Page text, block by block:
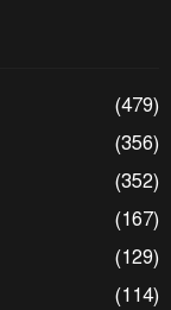
(479)
(356)
(352)
(167)
(129)
(114)